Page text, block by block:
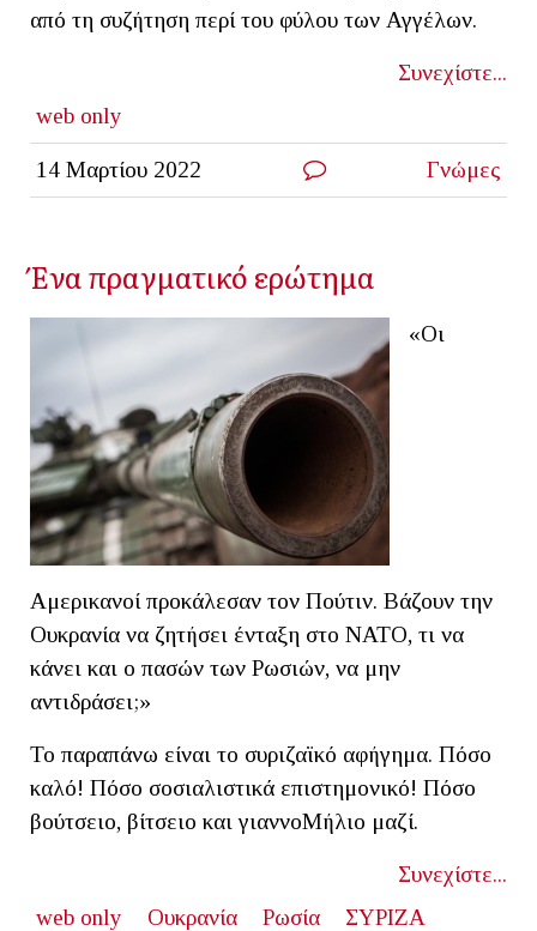
από τη συζήτηση περί του φύλου των Αγγέλων.
Συνεχίστε...
web only
14 Μαρτίου 2022 Γνώμες
Ένα πραγματικό ερώτημα
«Οι
Αμερικανοί προκάλεσαν τον Πούτιν. Βάζουν την
Ουκρανία να ζητήσει ένταξη στο ΝΑΤΟ, τι να
κάνει και ο πασών των Ρωσιών, να μην
αντιδράσει;»
Το παραπάνω είναι το συριζαϊκό αφήγημα. Πόσο
καλό! Πόσο σοσιαλιστικά επιστημονικό! Πόσο
βούτσειο, βίτσειο και γιαννοΜήλιο μαζί.
Συνεχίστε...
web only
Ουκρανία Ρωσία ΣΥΡΙΖΑ